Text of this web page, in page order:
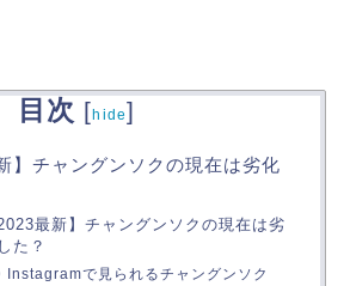
目次 [hide]
】チャングンソクの現在は劣化
2023最新】チャングンソクの現在は劣
た？
Instagramで見られるチャングンソク